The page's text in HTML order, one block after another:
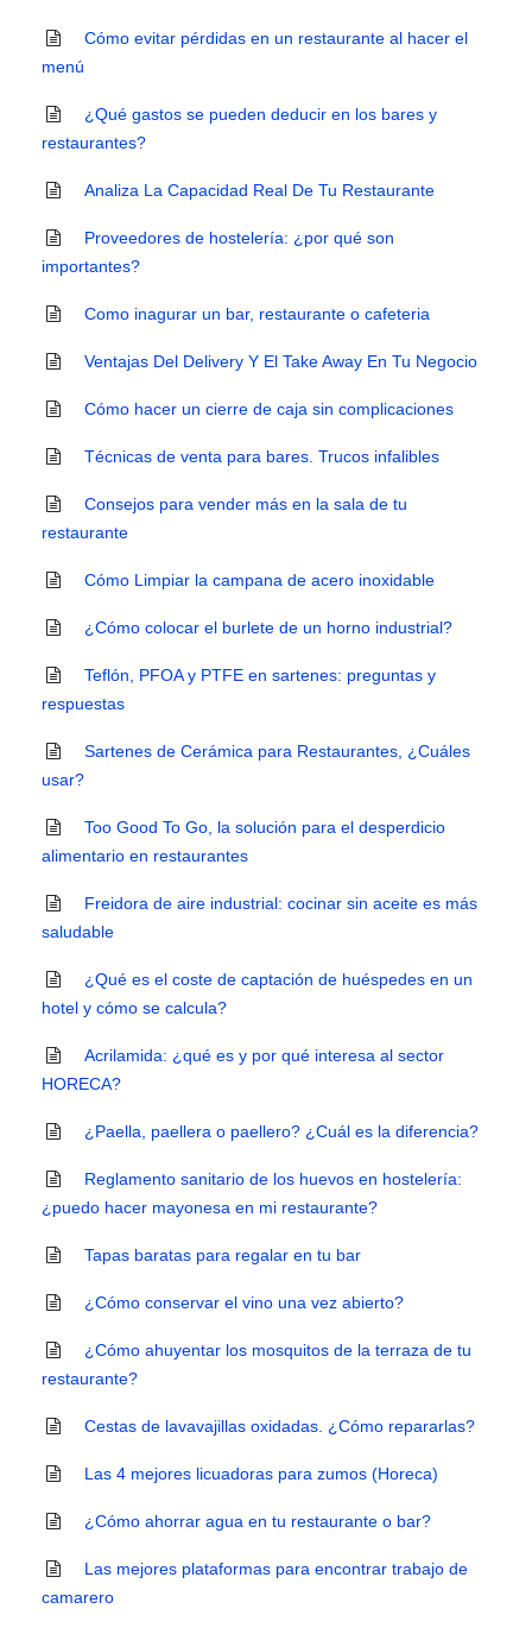
Cómo evitar pérdidas en un restaurante al hacer el
menú
¿Qué gastos se pueden deducir en los bares y
restaurantes?
Analiza La Capacidad Real De Tu Restaurante
Proveedores de hostelería: ¿por qué son
importantes?
Como inagurar un bar, restaurante o cafeteria
Ventajas Del Delivery Y El Take Away En Tu Negocio
Cómo hacer un cierre de caja sin complicaciones
Técnicas de venta para bares. Trucos infalibles
Consejos para vender más en la sala de tu
restaurante
Cómo Limpiar la campana de acero inoxidable
¿Cómo colocar el burlete de un horno industrial?
Teflón, PFOA y PTFE en sartenes: preguntas y
respuestas
Sartenes de Cerámica para Restaurantes, ¿Cuáles
usar?
Too Good To Go, la solución para el desperdicio
alimentario en restaurantes
Freidora de aire industrial: cocinar sin aceite es más
saludable
¿Qué es el coste de captación de huéspedes en un
hotel y cómo se calcula?
Acrilamida: ¿qué es y por qué interesa al sector
HORECA?
¿Paella, paellera o paellero? ¿Cuál es la diferencia?
Reglamento sanitario de los huevos en hostelería:
¿puedo hacer mayonesa en mi restaurante?
Tapas baratas para regalar en tu bar
¿Cómo conservar el vino una vez abierto?
¿Cómo ahuyentar los mosquitos de la terraza de tu
restaurante?
Cestas de lavavajillas oxidadas. ¿Cómo repararlas?
Las 4 mejores licuadoras para zumos (Horeca)
¿Cómo ahorrar agua en tu restaurante o bar?
Las mejores plataformas para encontrar trabajo de
camarero